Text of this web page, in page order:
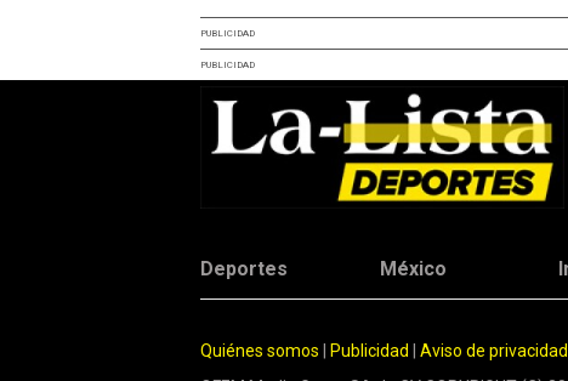
PUBLICIDAD
PUBLICIDAD
Deportes México
Quiénes somos Publicidad Aviso de privacidad